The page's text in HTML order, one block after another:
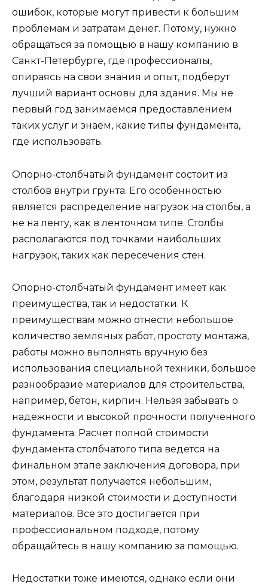
ошибок, которые могут привести к большим
проблемам и затратам денег. Потому, нужно
обращаться за помощью в нашу компанию в
Санкт-Петербурге, где профессионалы,
опираясь на свои знания и опыт, подберут
лучший вариант основы для здания. Мы не
первый год занимаемся предоставлением
таких услуг и знаем, какие типы фундамента,
где использовать.
Опорно-столбчатый фундамент состоит из
столбов внутри грунта. Его особенностью
является распределение нагрузок на столбы, а
не на ленту, как в ленточном типе. Столбы
располагаются под точками наибольших
нагрузок, таких как пересечения стен.
Опорно-столбчатый фундамент имеет как
преимущества, так и недостатки. К
преимуществам можно отнести небольшое
количество земляных работ, простоту монтажа,
работы можно выполнять вручную без
использования специальной техники, большое
разнообразие материалов для строительства,
например, бетон, кирпич. Нельзя забывать о
надежности и высокой прочности полученного
фундамента. Расчет полной стоимости
фундамента столбчатого типа ведется на
финальном этапе заключения договора, при
этом, результат получается небольшим,
благодаря низкой стоимости и доступности
материалов. Все это достигается при
профессиональном подходе, потому
обращайтесь в нашу компанию за помощью.
Недостатки тоже имеются, однако если они